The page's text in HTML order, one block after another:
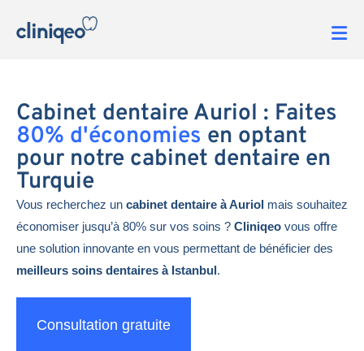
Cabinet dentaire Auriol : Faites
80% d'économies en optant
pour notre cabinet dentaire en
Turquie
Vous recherchez un cabinet dentaire à Auriol mais souhaitez
économiser jusqu’à 80% sur vos soins ? Cliniqeo vous offre
une solution innovante en vous permettant de bénéficier des
meilleurs soins dentaires à Istanbul.
Consultation gratuite